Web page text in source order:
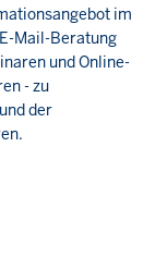
im
Mail-Beratung
und Online-
- zu
der